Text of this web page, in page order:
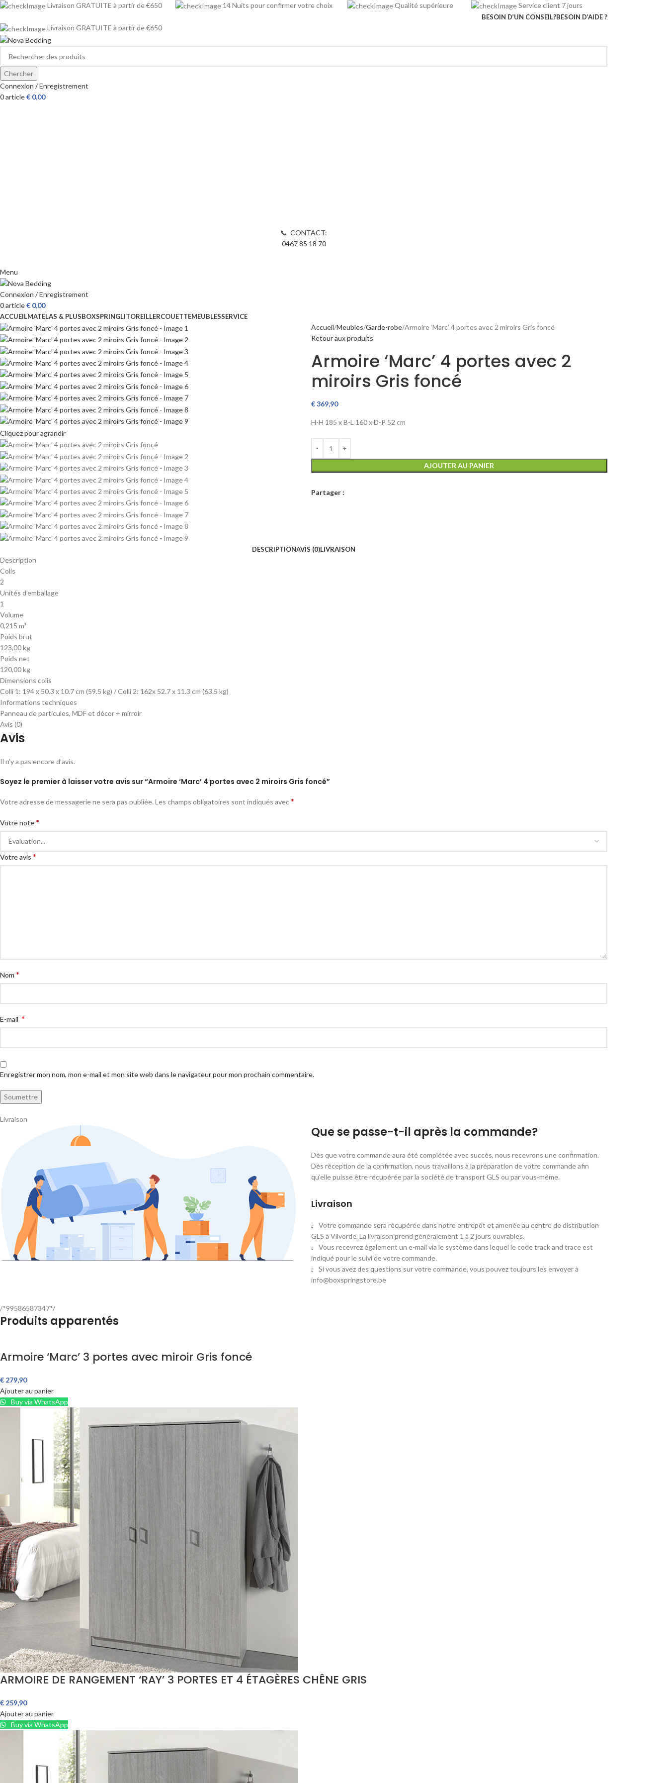
Livraison GRATUITE à partir de €650 14 Nuits pour confirmer votre choix Qualité supérieure Service client 7 jours
BESOIN D’UN CONSEIL?BESOIN D’AIDE ?
Livraison GRATUITE à partir de €650
Chercher
Connexion / Enregistrement
0article€ 0,00
📞 CONTACT:
0467 85 18 70
Menu
Connexion / Enregistrement
0article€ 0,00
ACCUEILMATELAS & PLUSBOXSPRINGLITOREILLERCOUETTEMEUBLESSERVICE
Cliquez pour agrandir
Accueil Meubles Garde-robe Armoire ‘Marc’ 4 portes avec 2 miroirs Gris foncé
Retour aux produits
Armoire ‘Marc’ 4 portes avec 2
miroirs Gris foncé
€369,90
H-H 185 xB-L 160 xD-P 52 cm
AJOUTER AU PANIER
Partager :
DESCRIPTIONAVIS (0)LIVRAISON
Description
Colis
2
Unités d’emballage
1
Volume
0,215 m³
Poids brut
123,00 kg
Poids net
120,00 kg
Dimensions colis
Colli 1: 194 x 50.3 x 10.7 cm (59.5 kg) / Colli 2: 162x 52.7 x 11.3 cm (63.5 kg)
Informations techniques
Panneau de particules, MDF et décor + mirroir
Avis (0)
Avis
Il n’y a pas encore d’avis.
Soyez le premier à laisser votre avis sur “Armoire ‘Marc’ 4 portes avec 2 miroirs Gris foncé”
Votre adresse de messagerie ne sera pas publiée. Les champs obligatoires sont indiqués avec*
Votre note*
Votre avis *
Nom *
E-mail *
Enregistrer mon nom, mon e-mail et mon site web dans le navigateur pour mon prochain commentaire.
Livraison
Que se passe-t-il après la commande?
Dès que votre commande aura été complétée avec succès, nous recevrons une confirmation.
Dès réception de la confirmation, nous travaillons à la préparation de votre commande afin
qu'elle puisse être récupérée par la société de transport GLS ou par vous-même.
Livraison
Votre commande sera récupérée dans notre entrepôt et amenée au centre de distribution
GLS à Vilvorde. La livraison prend généralement 1 à 2 jours ouvrables.
Vous recevrez également un e-mail via le système dans lequel le code track and trace est
indiqué pour le suivi de votre commande.
Si vous avez des questions sur votre commande, vous pouvez toujours les envoyer à
info@boxspringstore.be
/*99586587347*/
Produits apparentés
Armoire ‘Marc’ 3 portes avec miroir Gris foncé
€ 279,90
Ajouter au panier
Buy via WhatsApp
ARMOIRE DE RANGEMENT ‘RAY’ 3 PORTES ET 4 ÉTAGÈRES CHÊNE GRIS
€ 259,90
Ajouter au panier
Buy via WhatsApp